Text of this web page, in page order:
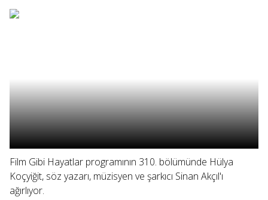
Film Gibi Hayatlar programının 310. bölümünde Hülya
Koçyiğit, söz yazarı, müzisyen ve şarkıcı Sinan Akçıl'ı
ağırlıyor.